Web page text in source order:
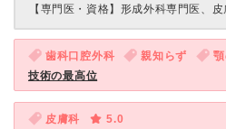
【専門医・資格】 形成外科専門医、皮
歯科口腔外科 親知らず
技術の最高位
皮膚科
5.0